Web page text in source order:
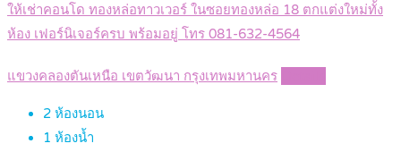
ให้เช่าคอนโด ทองหล่อทาวเวอร์ ในซอยทองหล่อ 18 ตกแต่งใหม่ทั้ง
ห้อง เฟอร์นิเจอร์ครบ พร้อมอยู่ โทร 081-632-4564
แขวงคลองตันเหนือ เขตวัฒนา กรุงเทพมหานคร
2 ห้องนอน
1 ห้องน้ำ